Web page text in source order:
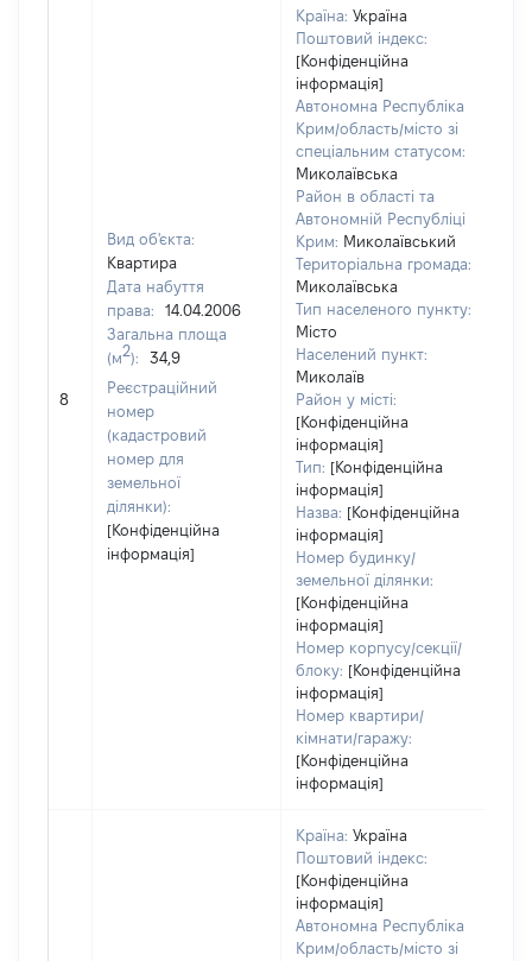
8
Вид об'єкта:
Квартира
Дата набуття
права:
14.04.2006
Загальна площа
(м2):
34,9
Реєстраційний
номер
(кадастровий
номер для
земельної
ділянки):
[Конфіденційна
інформація]
Країна: Україна
Поштовий індекс:
[Конфіденційна
інформація]
Автономна Республіка
Крим/область/місто зі
спеціальним статусом:
Миколаївська
Район в області та
Автономній Республіці
Крим: Миколаївський
Територіальна громада:
Миколаївська
Тип населеного пункту:
Місто
Населений пункт:
Миколаїв
Район у місті:
[Конфіденційна
інформація]
Тип: [Конфіденційна
інформація]
Назва: [Конфіденційна
інформація]
Номер будинку/
земельної ділянки:
[Конфіденційна
інформація]
Номер корпусу/секції/
блоку: [Конфіденційна
інформація]
Номер квартири/
кімнати/гаражу:
[Конфіденційна
інформація]
Країна: Україна
Поштовий індекс:
[Конфіденційна
інформація]
Автономна Республіка
Крим/область/місто зі